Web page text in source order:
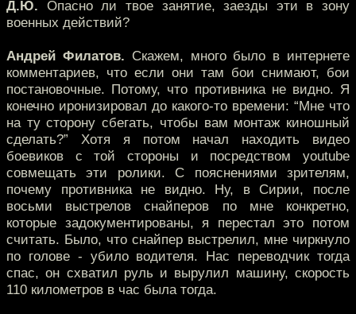
Д.Ю. Опасно ли твое занятие, заезды эти в зону
военных действий?
Андрей Филатов. Скажем, много было в интернете
комментариев, что если они там бои снимают, бои
постановочные. Потому, что противника не видно. Я
конечно иронизировал до какого-то времени: “Мне что
на ту сторону сбегать, чтобы вам монтаж киношный
сделать?” Хотя я потом начал находить видео
боевиков с той стороны и посредством youtube
совмещать эти ролики. С пояснениями зрителям,
почему противника не видно. Ну, в Сирии, после
восьми выстрелов снайперов по мне конкретно,
которые задокументированы, я перестал это потом
считать. Было, что снайпер выстрелил, мне чиркнуло
по голове - убило водителя. Нас переводчик тогда
спас, он схватил руль и вырулил машину, скорость
110 километров в час была тогда.